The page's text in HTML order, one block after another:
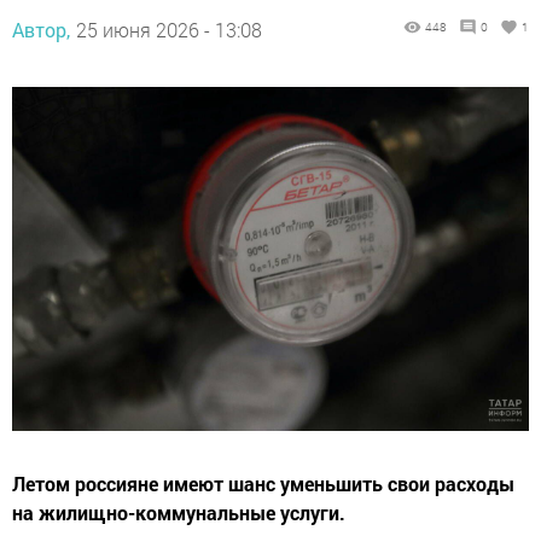
Автор, 25 июня 2026 - 13:08 448 0 1
Летом россияне имеют шанс уменьшить свои расходы
на жилищно-коммунальные услуги.